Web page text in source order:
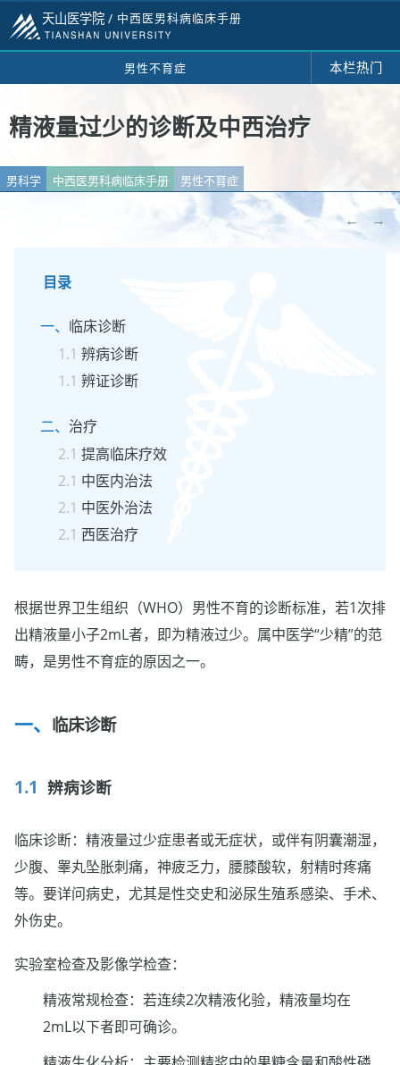
天山医学院 / 中西医男科病临床手册
男性不育症 本栏热门
精液量过少的诊断及中西治疗
男科学 中西医男科病临床手册 男性不育症
← →
目录
临床诊断
辨病诊断
辨证诊断
治疗
提高临床疗效
中医内治法
中医外治法
西医治疗
根据世界卫生组织（WHO）男性不育的诊断标准，若1次排
出精液量小子2mL者，即为精液过少。属中医学“少精”的范
畴，是男性不育症的原因之一。
临床诊断
辨病诊断
临床诊断：精液量过少症患者或无症状，或伴有阴囊潮湿，
少腹、睾丸坠胀刺痛，神疲乏力，腰膝酸软，射精时疼痛
等。要详问病史，尤其是性交史和泌尿生殖系感染、手术、
外伤史。
实验室检查及影像学检查：
精液常规检查：若连续2次精液化验，精液量均在
2mL以下者即可确诊。